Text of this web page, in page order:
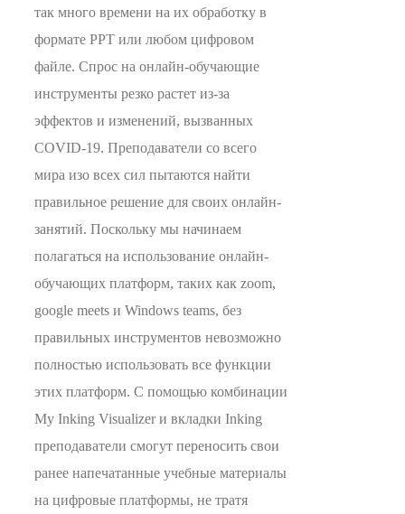
так много времени на их обработку в
формате PPT или любом цифровом
файле. Спрос на онлайн-обучающие
инструменты резко растет из-за
эффектов и изменений, вызванных
COVID-19. Преподаватели со всего
мира изо всех сил пытаются найти
правильное решение для своих онлайн-
занятий. Поскольку мы начинаем
полагаться на использование онлайн-
обучающих платформ, таких как zoom,
google meets и Windows teams, без
правильных инструментов невозможно
полностью использовать все функции
этих платформ. С помощью комбинации
My Inking Visualizer и вкладки Inking
преподаватели смогут переносить свои
ранее напечатанные учебные материалы
на цифровые платформы, не тратя